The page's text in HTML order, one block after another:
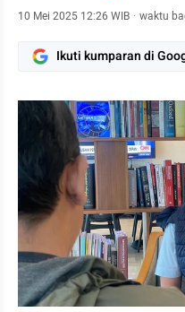
10 Mei 2025 12:26 WIB · waktu
Ikuti kumparan di